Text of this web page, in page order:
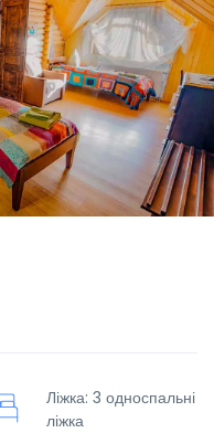
Ліжка: 3 односпальні
ліжка